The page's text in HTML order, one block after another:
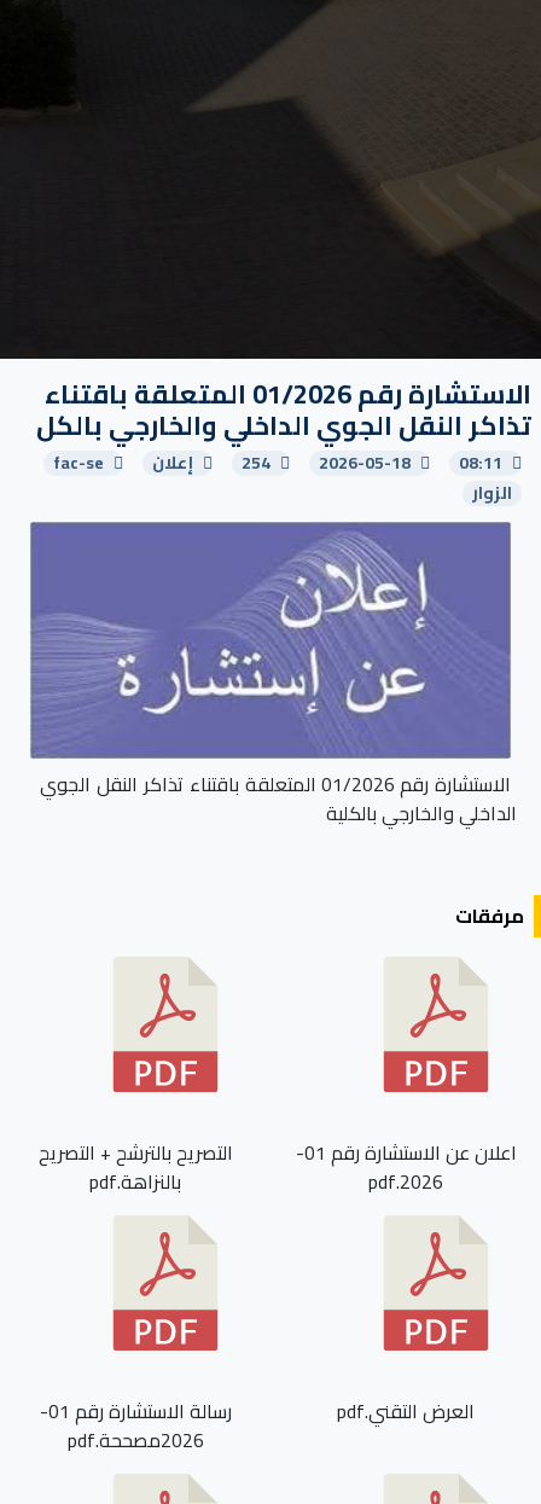
الاستشارة رقم 01/2026 المتعلقة باقتناء
تذاكر النقل الجوي الداخلي والخارجي بالكل
08:11
2026-05-18
254 إعلان
fac-se
الزوار
الاستشارة رقم 01/2026 المتعلقة باقتناء تذاكر النقل الجوي
الداخلي والخارجي بالكلية
مرفقات
اعلان عن الاستشارة رقم 01-
2026.pdf
التصريح بالترشح + التصريح
بالنزاهة.pdf
العرض التقني.pdf
رسالة الاستشارة رقم 01-
2026مصححة.pdf